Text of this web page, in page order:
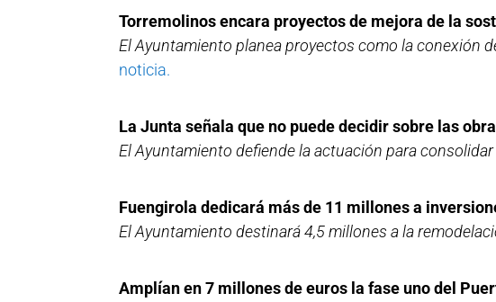
Torremolinos encara proyectos de mejora de la
El Ayuntamiento planea proyectos como la conexión
noticia.
La Junta señala que no puede decidir sobre las
El Ayuntamiento defiende la actuación para
Fuengirola dedicará más de 11 millones a
El Ayuntamiento destinará 4,5 millones a la
Amplían en 7 millones de euros la fase uno del